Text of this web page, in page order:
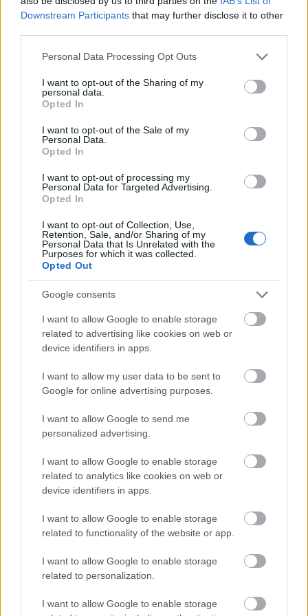
Downstream Participants that may further disclose it to other
Please note that this website/app uses one or more Google
not limited to your visit or usage behaviour. You may click to
grant or deny consent to Google and its third-party tags to
use your data for below specified purposes in below Google
consent section.
Personal Data Processing Opt Outs
I want to opt-out of the Sharing of my
personal data.
Opted In
I want to opt-out of the Sale of my
Personal Data.
Opted In
I want to opt-out of processing my
Personal Data for Targeted Advertising.
Opted In
I want to opt-out of Collection, Use,
Retention, Sale, and/or Sharing of my
Personal Data that Is Unrelated with the
Purposes for which it was collected.
Opted Out
Google consents
I want to allow Google to enable storage
related to advertising like cookies on web or
device identifiers in apps.
I want to allow my user data to be sent to
Google for online advertising purposes.
I want to allow Google to send me
personalized advertising.
I want to allow Google to enable storage
related to analytics like cookies on web or
device identifiers in apps.
I want to allow Google to enable storage
related to functionality of the website or app.
I want to allow Google to enable storage
related to personalization.
I want to allow Google to enable storage
Fotó: Polyák Attila - We Love Budapest
járunk – a keleties éttermek enteriőrje sokszor kicsit
túl sok az európai szemnek –, a Jouriban a
„ Marokkóban járunk”, de olyan finoman, hogy
szinte letisztulnak hat. Ezzel nemcsak a közel-keleti
mezzékkel amúgy is finomított konyháról mutatnak
egy trailert, de megkímélik az egyszeri betérőt attól
a feszengéstől is, hogy alulöltözött, ha
tornacipőben és farmerben
Fotó: Polyák Attila - We Love Budapest
uralják, de az előételszekcióban bőven
találunkközel-keleti ihletésű darabokat is. Osama
szerinte erre azért volt szükség, mert bár
tulajdonképpenhúsos főételekbőláll – sem a
könnyed előételek, sem a friss saláták nem az
Amíg a választott főételünkre várunk, addig két
kóstolót is kapunk: egy mini-tölcsérválogatást,
hummusszal,
muhammarávaléspadlizsánkrémmelvan töltve,